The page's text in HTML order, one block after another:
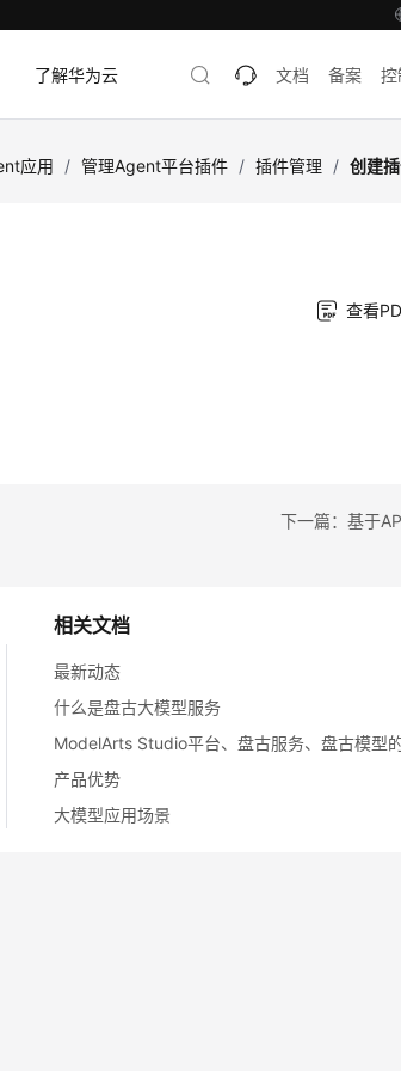
了解华为云 文档 备案 控
应用 / 管理Agent平台插件 / 插件管理 / 创建
查看
下一篇：基于
相关文档
最新动态
什么是盘古大模型服务
ModelArts Studio平台、盘古服务、盘古模型
产品优势
大模型应用场景